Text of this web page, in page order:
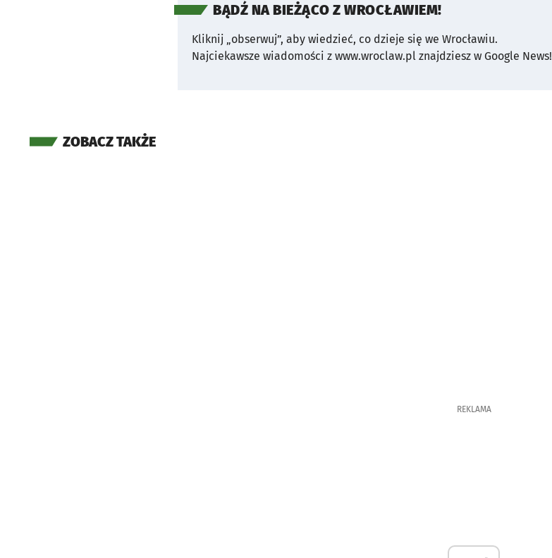
BĄDŹ NA BIEŻĄCO Z WROCŁAWIEM!
Kliknij „obserwuj”, aby wiedzieć, co dzieje się we Wrocławiu.
Najciekawsze wiadomości z www.wroclaw.pl znajdziesz w Google News!
ZOBACZ TAKŻE
REKLAMA